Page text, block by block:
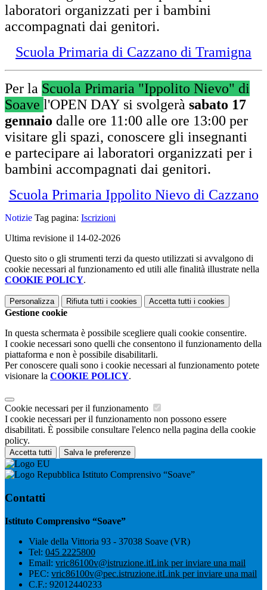
laboratori organizzati per i bambini
accompagnati dai genitori.
Scuola Primaria di Cazzano di Tramigna
Per la Scuola Primaria "Ippolito Nievo" di
Soave l'OPEN DAY si svolgerà sabato 17
gennaio dalle ore 11:00 alle ore 13:00 per
visitare gli spazi, conoscere gli insegnanti
e partecipare ai laboratori organizzati per i
bambini accompagnati dai genitori.
Scuola Primaria Ippolito Nievo di Cazzano
Notizie Tag pagina: Iscrizioni
Ultima revisione il 14-02-2026
Questo sito o gli strumenti terzi da questo utilizzati si avvalgono di
cookie necessari al funzionamento ed utili alle finalità illustrate nella
COOKIE POLICY.
Personalizza Rifiuta tutti i cookies Accetta tutti i cookies
Gestione cookie
In questa schermata è possibile scegliere quali cookie consentire.
I cookie necessari sono quelli che consentono il funzionamento della
piattaforma e non è possibile disabilitarli.
Per conoscere quali sono i cookie necessari al funzionamento potete
visionare la COOKIE POLICY.
Cookie necessari per il funzionamento
I cookie necessari per il funzionamento non possono essere
disabilitati. È possibile consultare l'elenco nella pagina della cookie
policy.
Accetta tutti Salva le preferenze
Istituto Comprensivo “Soave”
Contatti
Istituto Comprensivo “Soave”
Viale della Vittoria 93 - 37038 Soave (VR)
Tel: 045 2225800
Email: vric86100v@istruzione.itLink per inviare una mail
PEC: vric86100v@pec.istruzione.itLink per inviare una mail
C.F.: 92012440233